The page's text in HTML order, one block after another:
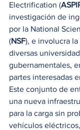
Electrification (
investigación de
por la National
(NSF), e involucra
diversas
gubernamentales,
partes interesadas
Este conjunto de
una nueva
para la carga sin
vehículos